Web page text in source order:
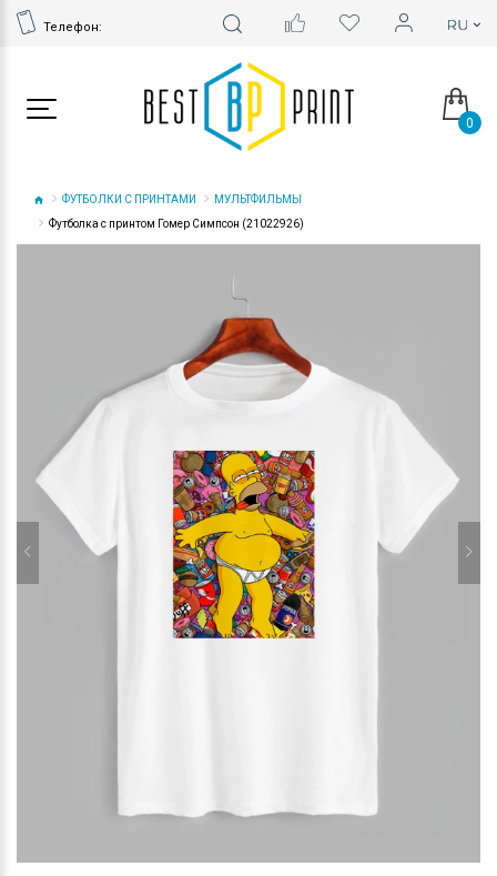
Телефон:
0
ФУТБОЛКИ С ПРИНТАМИ
МУЛЬТФИЛЬМЫ
Футболка с принтом Гомер Симпсон (21022926)